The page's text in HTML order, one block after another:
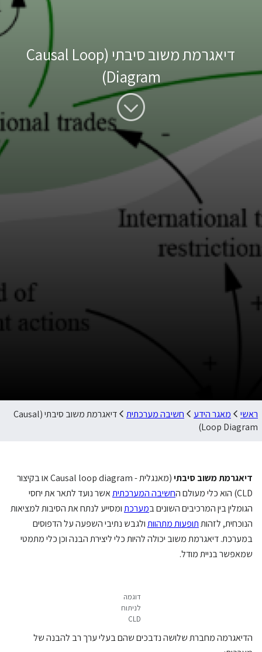
דיאגרמת משוב סיבתי (Causal Loop
Diagram)
ראשי מאגר הידע חשיבה מערכתית
דיאגרמת משוב סיבתי (Causal
Loop Diagram)
דיאגרמת משוב סיבתי
(מאנגלית - Causal loop diagram או בקיצור
CLD) הוא כלי מעולם ה
חשיבה המערכתיתאשר נועד לתאר את יחסי
הגומלין בין המרכיבים השונים במערכתומסייע לנתח את הסיבות למציאות
הנוכחית, לזהותתופעות מתהוותולגבש נתיבי השפעה על הדפוסים
במערכת. דיאגרמת משוב יכולה להיות כלי ליצירת הבנה וכן כלי מתמטי
שמאפשר בניית מודל.
דוגמה
לניתוח
CLD
הדיאגרמה מחברת שלושה נדבכים שהם בעלי ערך רב להבנה של